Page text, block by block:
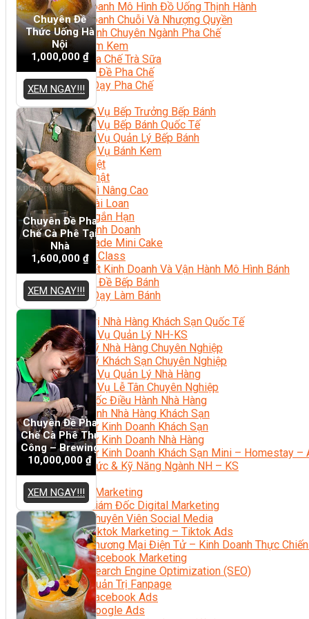
Kinh Doanh Mô Hình Đồ Uống Thịnh Hành
Kinh Doanh Chuỗi Và Nhượng Quyền
Tiếng Anh Chuyên Ngành Pha Chế
Học Làm Kem
Học Pha Chế Trà Sữa
Chuyên Đề Pha Chế
Video Dạy Pha Chế
Làm Bánh
Nghiệp Vụ Bếp Trưởng Bếp Bánh
Nghiệp Vụ Bếp Bánh Quốc Tế
Nghiệp Vụ Quản Lý Bếp Bánh
Nghiệp Vụ Bánh Kem
Bánh Việt
Bánh Nhật
Bánh Mì Nâng Cao
Bánh Đài Loan
Bánh Ngắn Hạn
Bánh Kinh Doanh
Handmade Mini Cake
Master Class
Bí Quyết Kinh Doanh Và Vận Hành Mô Hình Bánh
Chuyên Đề Bếp Bánh
Video Dạy Làm Bánh
Quản Trị NHKS
Quản Trị Nhà Hàng Khách Sạn Quốc Tế
Nghiệp Vụ Quản Lý NH-KS
Quản Lý Nhà Hàng Chuyên Nghiệp
Quản Lý Khách Sạn Chuyên Nghiệp
Nghiệp Vụ Quản Lý Nhà Hàng
Nghiệp Vụ Lễ Tân Chuyên Nghiệp
Giám Đốc Điều Hành Nhà Hàng
Tiếng Anh Nhà Hàng Khách Sạn
Khởi Sự Kinh Doanh Khách Sạn
Khởi Sự Kinh Doanh Nhà Hàng
Khởi Sự Kinh Doanh Khách Sạn Mini – Homestay –
Kiến Thức & Kỹ Năng Ngành NH – KS
Marketing
Digital Marketing
Giám Đốc Digital Marketing
Chuyên Viên Social Media
Tiktok Marketing – Tiktok Ads
Thương Mại Điện Tử – Kinh Doanh Thực
Facebook Marketing
Search Engine Optimization (SEO)
Quản Trị Fanpage
Facebook Ads
Google Ads
Chuyên Đề
Thức Uống Hà
Nội
1,000,000 ₫
XEM NGAY!!!
Chuyên Đề Pha
Chế Cà Phê Tại
Nhà
1,600,000 ₫
XEM NGAY!!!
Chuyên Đề Pha
Chế Cà Phê Thủ
Công – Brewing
10,000,000 ₫
XEM NGAY!!!